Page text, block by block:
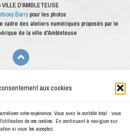
aux cookies
votre expérience. Vous avez le contrôle total : vous
l'utilisation de ces cookies. En continuant à naviguer sur
si vous les acceptez.
D'AMBLETEUSE
Barrypour les photos
cadre des ateliers numériques proposés par le
de la ville d'Ambleteuse